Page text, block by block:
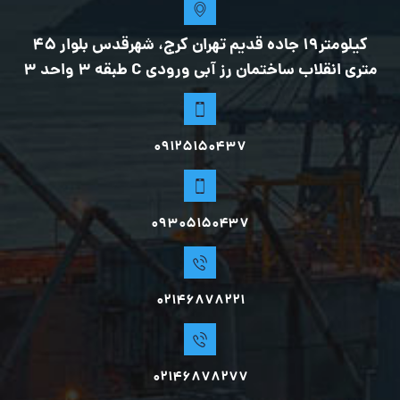
کیلومتر19 جاده قدیم تهران کرج، شهرقدس بلوار 45
متری انقلاب ساختمان رز آبی ورودی C طبقه 3 واحد 3
09125150437
0۹۳۰۵۱۵۰۴۳۷
02146878221
02146878277